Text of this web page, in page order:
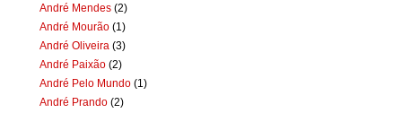
André Mendes (2)
André Mourão (1)
André Oliveira (3)
André Paixão (2)
André Pelo Mundo (1)
André Prando (2)